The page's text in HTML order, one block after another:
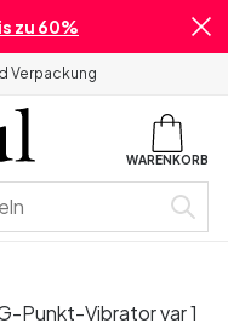
zu 60%
Verpackung
WARENKORB